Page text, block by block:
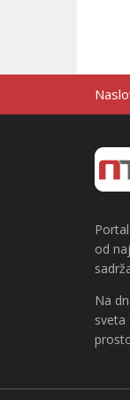
od
Na
sveta